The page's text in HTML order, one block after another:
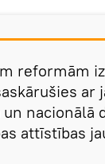
reformām
nacionālā
attīstības